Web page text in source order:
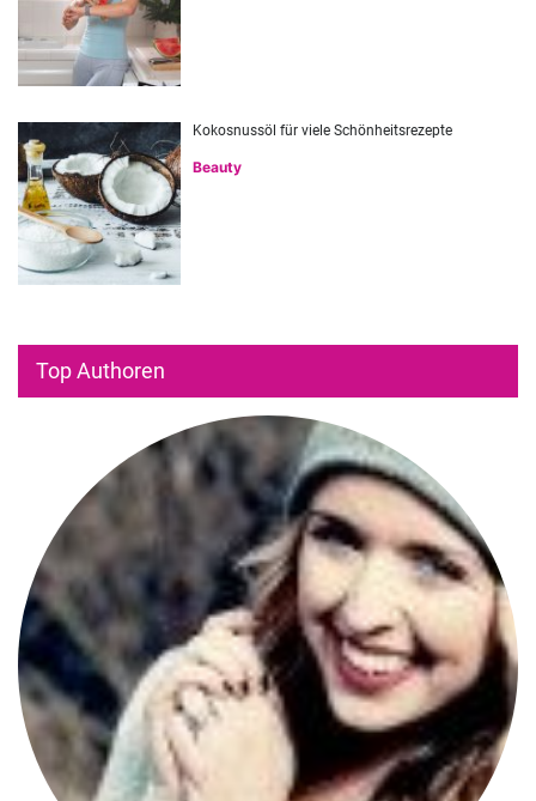
Kokosnussöl für viele Schönheitsrezepte
Beauty
Top Authoren